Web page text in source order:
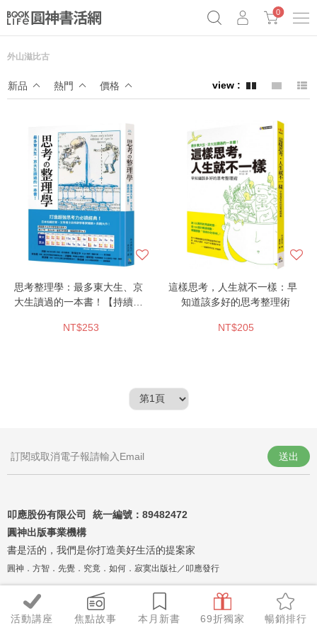
Netflix話題章魚小說！
0
活動講座 焦點故事 本月新書 69折獨家 暢銷排行
外山滋比古
新品 熱門 價格
思考整理學：最多東大生、京
大生讀過的一本書！【持續熱
意自由翱翔的永恆經典】
NT$253
這樣思考，人生就不一樣：早
知道該多好的思考整理術
NT$205
叩應股份有限公司 統一編號： 89482472
圓神出版事業機構
書是活的，我們是你打造美好生活的提案家
圓神．方智．先覺．究竟．如何．寂寞出版社／叩應發行
送出